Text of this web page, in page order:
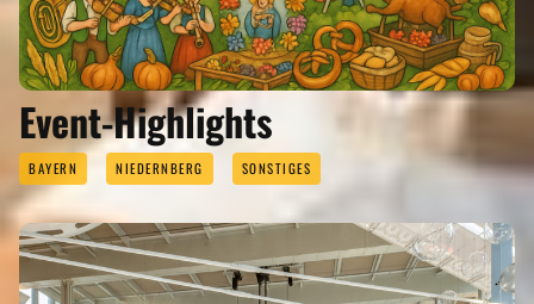
Event-Highlights
BAYERN NIEDERNBERG SONSTIGES